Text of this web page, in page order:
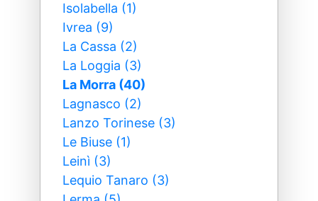
Isolabella (1)
Ivrea (9)
La Cassa (2)
La Loggia (3)
La Morra (40)
Lagnasco (2)
Lanzo Torinese (3)
Le Biuse (1)
Leinì (3)
Lequio Tanaro (3)